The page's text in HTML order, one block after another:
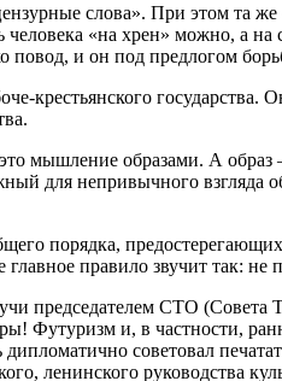
слова». При этом та
человека «на хрен» можно, а
повод, и он под предлогом
крестьянского
мышление образами. А
для непривычного
порядка,
главное правило звучит так:
председателем СТО (Совета
Футуризм и, в частности,
советовал
ленинского руководства